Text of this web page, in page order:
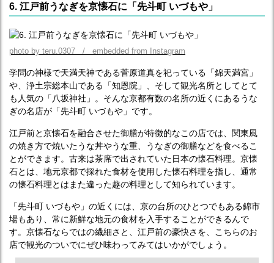
6. 江戸前うなぎを京懐石に「先斗町 いづもや」
photo by teru.0307 / embedded from Instagram
学問の神様で天満天神である菅原道真を祀っている「錦天満宮」
や、浄土宗総本山である「知恩院」、そして観光名所としてとて
も人気の「八坂神社」。そんな京都有数の名所の近くにあるうな
ぎの名店が「先斗町 いづもや」です。
江戸前と京懐石を融合させた御膳が特徴的なこの店では、関東風
の焼き方で焼いたうな丼やうな重、うなぎの御膳などを食べるこ
とができます。古来は茶席で出されていた日本の懐石料理。京懐
石とは、地元京都で採れた食材を使用した懐石料理を指し、通常
の懐石料理とはまた違った趣の料理として知られています。
「先斗町 いづもや」の近くには、京の台所のひとつでもある錦市
場もあり、常に新鮮な地元の食材を入手することができるんで
す。京懐石ならではの繊細さと、江戸前の豪快さを、こちらのお
店で観光のついでにぜひ味わってみてはいかがでしょう。